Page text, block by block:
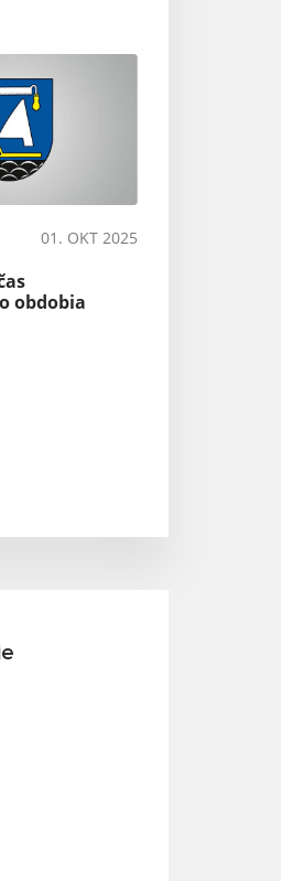
01. OKT 2025
obdobia